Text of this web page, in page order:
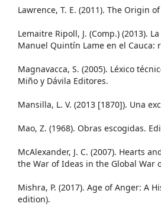
Lawrence, T. E. (2011). The Origin
Lemaitre Ripoll, J. (Comp.) (2013).
Manuel Quintín Lame en el
Magnavacca, S. (2005). Léxico
Miño y Dávila Editores.
Mansilla, L. V. (2013 [1870]). Una
Mao, Z. (1968). Obras escogidas.
McAlexander, J. C. (2007). Hearts
the War of Ideas in the Global War
Mishra, P. (2017). Age of Anger: A
edition).